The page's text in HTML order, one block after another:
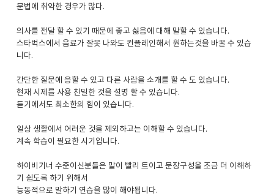
문법에 취약한 경우가 많다.
의사를 전달 할 수 있기 때문에 좋고 싫음에 대해 말할 수 있습니다.
스타벅스에서 음료가 잘못 나와도 컨플레인해서 원하는것을 바꿀 수 있습
니다.
간단한 질문에 응할 수 있고 다른 사람을 소개를 할 수 도 있습니다.
현재 시제를 사용 친밀한 것을 설명 할 수 있습니다.
듣기에서도 최소한의 힘이 있습니다.
일상 생활에서 어려운 것을 제외하고는 이해할 수 있습니다.
계속 학습이 필요한 시기입니다.
하이비기너 수준이신분들은 말이 빨리 트이고 문장구성을 조금 더 이해하
기 쉽도록 하기 위해서
능동적으로 말하기 연습을 많이 해야됩니다.